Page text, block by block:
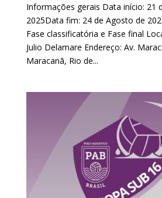
Informações gerais Data início: 21
2025Data fim: 24 de Agosto de
Fase classificatória e Fase final
Julio Delamare Endereço: Av.
Maracanã, Rio de...